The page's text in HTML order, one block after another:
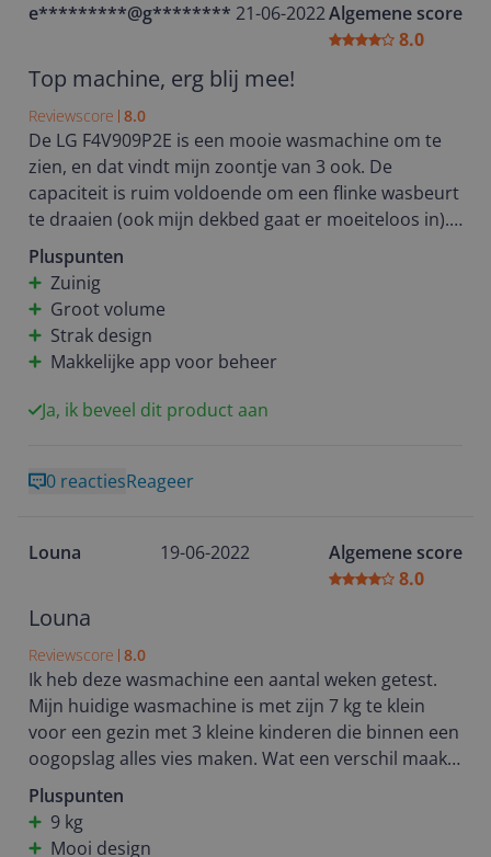
e*********@g******** 21-06-2022Algemene score
8.0
Top machine, erg blij mee!
Reviewscore 8.0
De LG F4V909P2E is een mooie wasmachine om te
zien, en dat vindt mijn zoontje van 3 ook. De
capaciteit is ruim voldoende om een flinke wasbeurt
te draaien (ook mijn dekbed gaat er moeiteloos in).
Hij is een stuk zuiniger dan mijn vorige machine, wat
in deze tijd enorm fijn is. Het verkorte programma
TurboWash zorgt dat je snel een goede wasbeurt
kan doen, met kleine kinderen is dat een groot
voordeel. De machine maakt vrij weinig geluid (zeker
met het speciale nachtprogramma). Via de app kun
je de voortgang van de wasbeurt volgen en hem op
Pluspunten
Zuinig
Groot volume
Strak design
Makkelijke app voor beheer
Ja, ik beveel dit product aan
0 reactiesReageer
Louna 19-06-2022
Algemene score
8.0
Louna
Reviewscore 8.0
Ik heb deze wasmachine een aantal weken getest.
Mijn huidige wasmachine is met zijn 7 kg te klein
voor een gezin met 3 kleine kinderen die binnen een
oogopslag alles vies maken. Wat een verschil maakt
deze LG wasmachine met een vulgewicht van 9 kg.
Het scheelt toch aardig wat wasjes in de week. Het
design vind ik ook stoer en modern met dat donkere
Pluspunten
9 kg
Mooi design